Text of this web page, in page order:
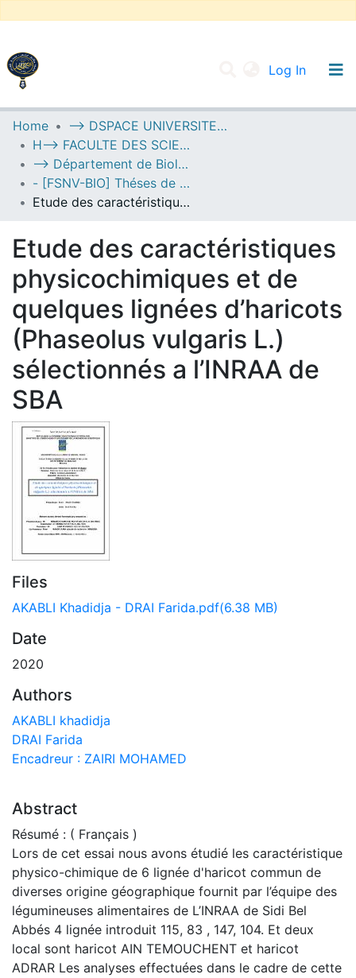
Log In
UNIVERSITY OF D.L SIDI BEL ABBES
Communities & Collections
All of DSpace
Statistics
Home
--> DSPACE UNIVERSITE DJILALLI LIABES DE SIDI BEL ABBES
H--> FACULTE DES SCIENCES DE LA NATURE ET DE LA VIE
--> Département de Biologie
- [FSNV-BIO] Théses de Master II
Etude des caractéristiques physicochimiques et de quelques lignées d’haricots (Phaseolus vulgaris L.) sélectionnés a l’INRAA de SBA
Etude des caractéristiques
physicochimiques et de
quelques lignées d’haricots
(Phaseolus vulgaris L.)
sélectionnés a l’INRAA de
SBA
Files
AKABLI Khadidja - DRAI Farida.pdf(6.38 MB)
Date
2020
Authors
AKABLI khadidja
DRAI Farida
Encadreur : ZAIRI MOHAMED
Abstract
Résumé : ( Français )
Lors de cet essai nous avons étudié les caractéristique
physico-chimique de 6 lignée d'haricot commun de
diverses origine géographique fournit par l’équipe des
légumineuses alimentaires de L’INRAA de Sidi Bel
Abbés 4 lignée introduit 115, 83 , 147, 104. Et deux
local sont haricot AIN TEMOUCHENT et haricot
ADRAR Les analyses effectuées dans le cadre de cette